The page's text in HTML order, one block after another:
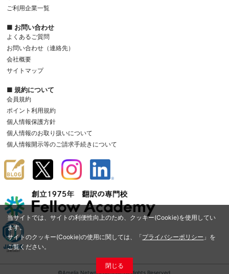
当サイトでは、サイトの利便性向上のため、クッキー(Cookie)を使用してい
ます。
サイトのクッキー(Cookie)の使用に関しては、「プライバシーポリシー 」を
ご覧ください。
閉じる
ご利用企業一覧
■ お問い合わせ
よくあるご質問
お問い合わせ（連絡先）
会社概要
サイトマップ
■ 規約について
会員規約
ポイント利用規約
個人情報保護方針
個人情報のお取り扱いについて
個人情報開示等のご請求手続きについて
©Amelia Network Co.,Ltd. All Rights Reserved.